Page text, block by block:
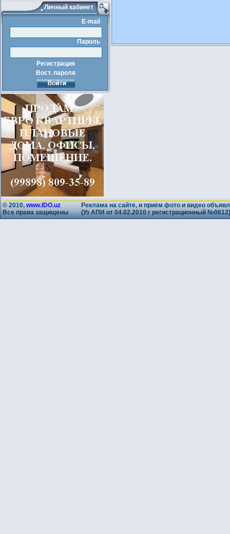
Личный кабинет
E-mail
Пароль
Регистрация
Вост. пароля
© 2010, www.IDO.uz
Все права защищены
Реклама на сайте, и приём фото и видео
(Уз АПИ от 04.02.2010 г регистрационный